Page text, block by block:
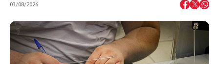
03/08/2026